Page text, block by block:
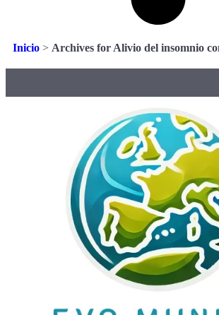
Inicio > Archives for Alivio del insomnio